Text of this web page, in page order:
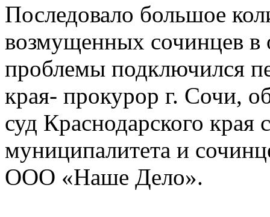
Последовало большое
возмущенных сочинцев
проблемы подключился
края- прокурор г. Сочи,
суд Краснодарского
муниципалитета и
ООО «Наше Дело».